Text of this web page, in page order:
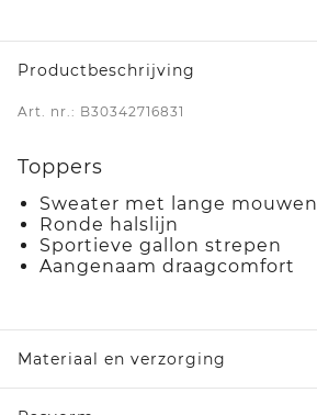
Productbeschrijving
Art. nr.: B30342716831
Toppers
Sweater met lange mouwen
Ronde halslijn
Sportieve gallon strepen
Aangenaam draagcomfort
Materiaal en verzorging